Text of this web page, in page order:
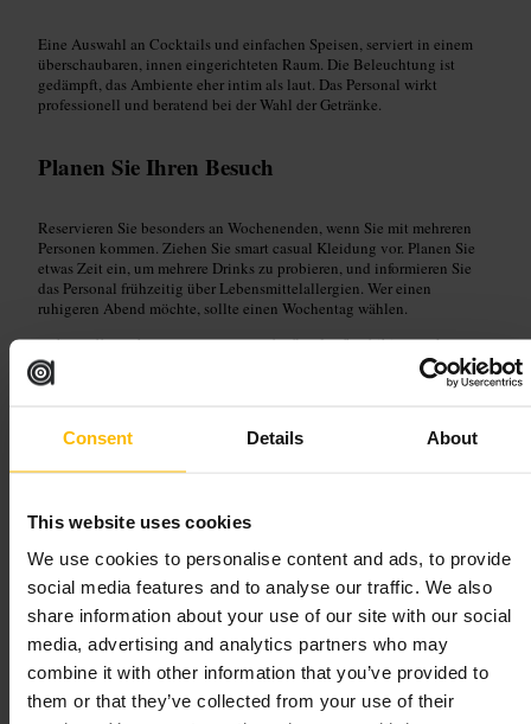
Consent Details About
This website uses cookies
We use cookies to personalise content and ads, to provide
social media features and to analyse our traffic. We also
share information about your use of our site with our social
media, advertising and analytics partners who may
combine it with other information that you’ve provided to
them or that they’ve collected from your use of their
Eine Auswahl an Cocktails und einfachen Speisen, serviert in einem
überschaubaren, innen eingerichteten Raum. Die Beleuchtung ist
gedämpft, das Ambiente eher intim als laut. Das Personal wirkt
professionell und beratend bei der Wahl der Getränke.
Planen Sie Ihren Besuch
Reservieren Sie besonders an Wochenenden, wenn Sie mit mehreren
Personen kommen. Ziehen Sie smart casual Kleidung vor. Planen Sie
etwas Zeit ein, um mehrere Drinks zu probieren, und informieren Sie
das Personal frühzeitig über Lebensmittelallergien. Wer einen
ruhigeren Abend möchte, sollte einen Wochentag wählen.
https://www.hyattrestaurants.com/en/london/bar/sibin-speakeasy-co
cktail-bar?src=prop_eame_en_misc_gmb_websitelink_SibinSpeake
4,9
5
Bild /Greg Cole